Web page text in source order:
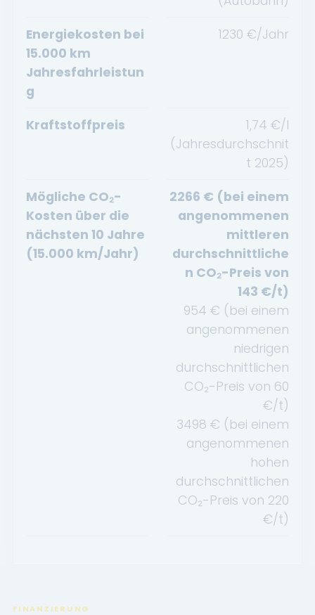
Energiekosten bei
15.000 km
Jahresfahrleistun
g
1230 €/Jahr
Kraftstoffpreis 1,74 €/l
(Jahresdurchschnit
t 2025)
Mögliche CO₂-
Kosten über die
nächsten 10 Jahre
(15.000 km/Jahr)
2266 € (bei einem
angenommenen
mittleren
durchschnittliche
n CO₂-Preis von
143 €/t)
954 € (bei einem
angenommenen
niedrigen
durchschnittlichen
CO₂-Preis von 60
€/t)
3498 € (bei einem
angenommenen
hohen
durchschnittlichen
CO₂-Preis von 220
€/t)
FINANZIERUNG